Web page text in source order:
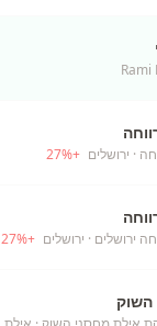
Rami
· ירושלים +
27%
ירושלים · ירושלים +
27%
השוק